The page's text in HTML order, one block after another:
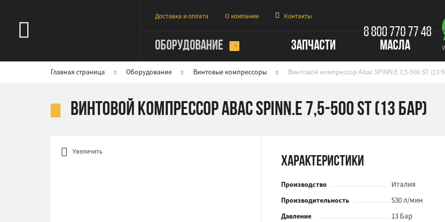
Доставка и оплата О компании Контакты
8 800 770 77 48
ОБОРУДОВАНИЕ ЗАПЧАСТИ МАСЛА
Главная страница Оборудование Винтовые компрессоры Винтовой компрессор Abac SPINN.E 7,5-500 ST (13
Винтовой компрессор Abac SPINN.E 7,5-500 ST (13 бар)
Увеличить
Характеристики
Производство Италия
Производительность 530 л/мин
Давление 13 Бар